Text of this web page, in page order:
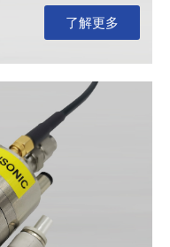
了解更多